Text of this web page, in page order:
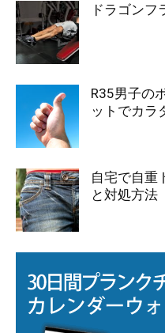
ドラゴンフ
R35男子の
ットでカラ
自宅で自重
と対処方法